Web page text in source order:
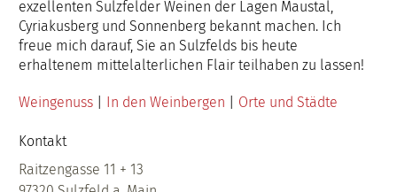
Kontakt
Raitzengasse 11 + 13
exzellenten Sulzfelder Weinen der Lagen Maustal,
Cyriakusberg und Sonnenberg bekannt machen. Ich
freue mich darauf, Sie an Sulzfelds bis heute
erhaltenem mittelalterlichen Flair teilhaben zu lassen!
Weingenuss In den Weinbergen Orte und Städte